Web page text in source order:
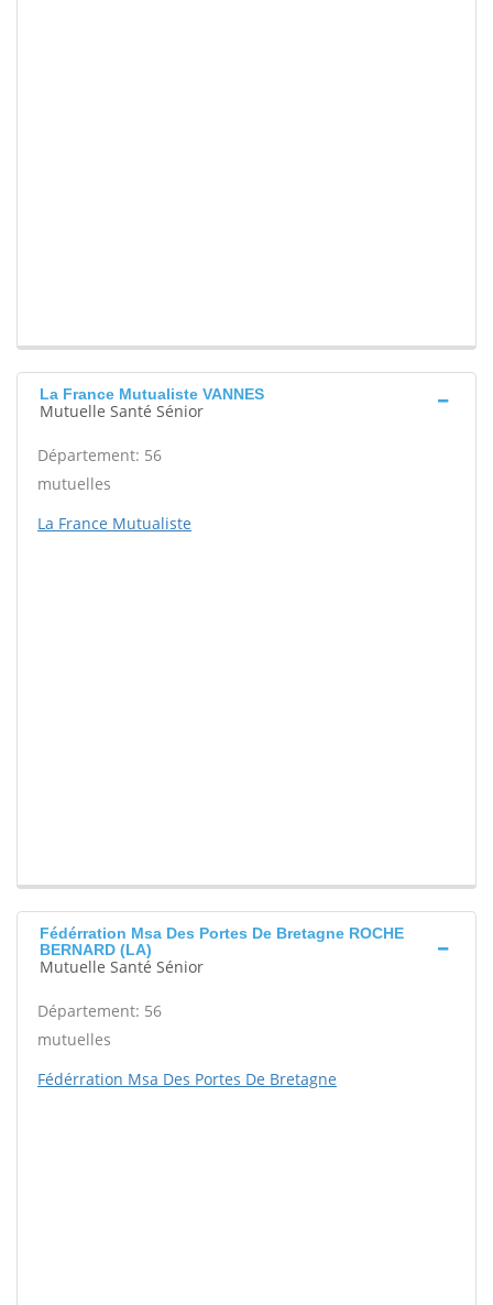
La France Mutualiste VANNES
Mutuelle Santé Sénior
Département: 56
mutuelles
La France Mutualiste
Fédérration Msa Des Portes De Bretagne ROCHE
BERNARD (LA)
Mutuelle Santé Sénior
Département: 56
mutuelles
Fédérration Msa Des Portes De Bretagne